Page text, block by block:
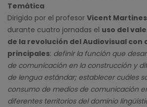
Temática
Dirigido por el profesor Vicent Martines
durante cuatro jornadas el uso del
de la revolución del Audiovisual con
principales: definir la función que
de comunicación en la construcción y
de lengua estándar; establecer cuáles
consumo de medios de comunicación
diferentes territorios del dominio